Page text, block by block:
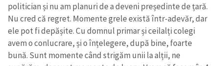
politician și nu am planuri de a deveni președinte de țară.
Nu cred că regret. Momente grele există într-adevăr, dar
ele pot fi depășite. Cu domnul primar și ceilalți colegi
avem o conlucrare, și o înțelegere, după bine, foarte
bună. Sunt momente când strigăm unii la alții, ne